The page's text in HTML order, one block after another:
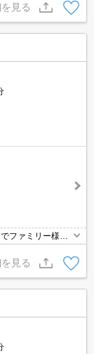
見る
ファミリー様に
見る